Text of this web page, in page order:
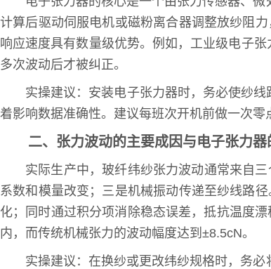
计算后驱动伺服电机或磁粉离合器调整放纱阻
响应速度具有数量级优势。例如，工业级电子张
多次波动后才被纠正。
实操建议：安装电子张力器时，务必使纱
着影响数据准确性。建议每班次开机前做一次零
二、张力波动的主要成因与电子张力
实际生产中，玻纤纬纱张力波动通常来自
系数和模量改变；三是机械振动传递至纱线路
化；同时通过积分项消除稳态误差，抵抗温度
内，而传统机械张力的波动幅度达到±8.5cN。
实操建议：在换纱或更改纬纱规格时，务